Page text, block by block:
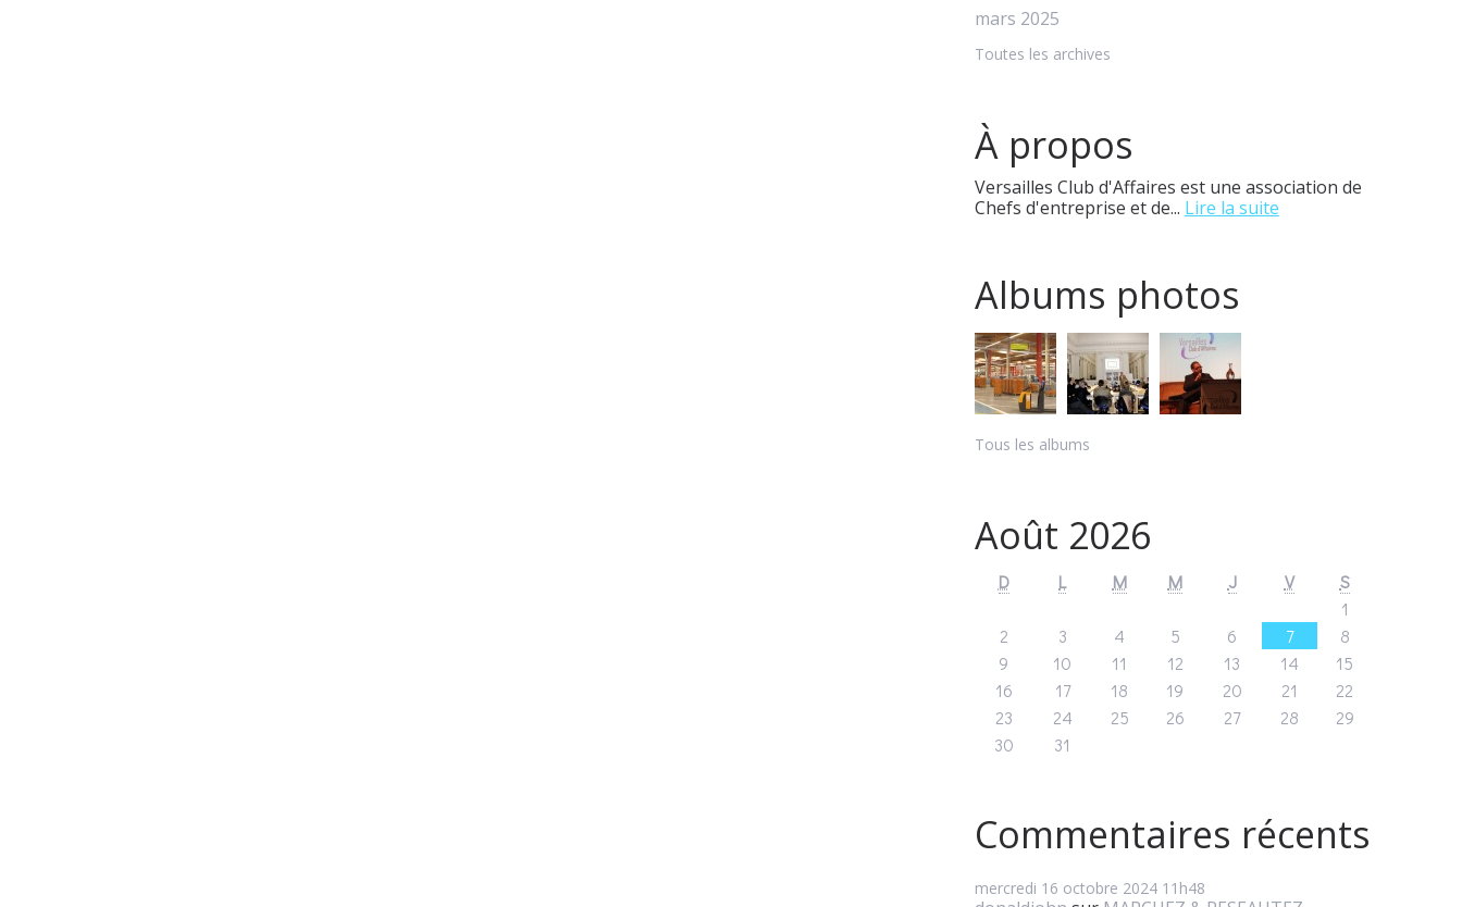
mars 2025
Toutes les archives
À propos
Versailles Club d'Affaires est une association de
Chefs d'entreprise et de... Lire la suite
Albums photos
Tous les albums
Août 2026
D L M M J V
S
1
2
3 4 5 6 7
8
9
10 11 12 13 14
15
16
17 18 19 20 21
22
23
24 25 26 27 28
29
30
31
Commentaires récents
mercredi 16 octobre 2024 11h48